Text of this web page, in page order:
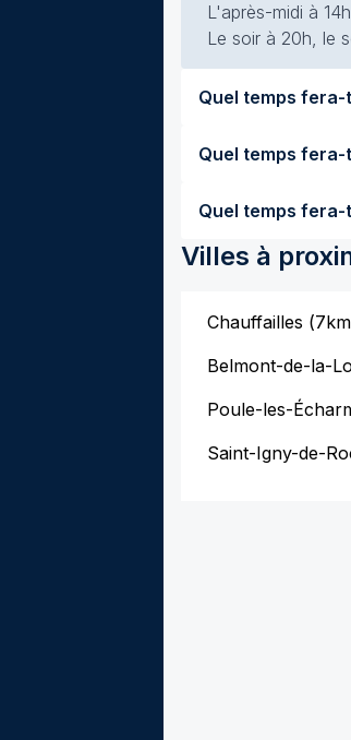
L'après-midi à
Le soir à 20h, le
Villes à
Chauffailles (7km
Belmont-de-la-
Poule-les-
Saint-Igny-de-